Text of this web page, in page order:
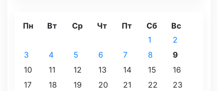
Пн Вт Ср Чт Пт Сб Вс
1
2
3
4 5 6 7 8
9
10
11 12 13 14 15
16
17
18 19 20 21 22
23